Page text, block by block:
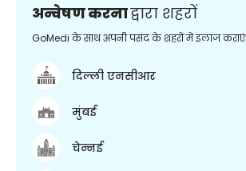
अन्वेषण करनाद्वारा शहरों
GoMedi के साथ अपनी पसंद के शहरों में इलाज कराएं
दिल्ली एनसीआर
मुंबई
चेन्नई